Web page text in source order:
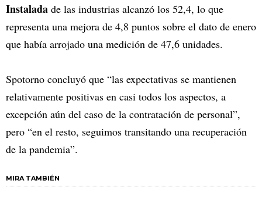
Instalada de las industrias alcanzó los 52,4, lo que
representa una mejora de 4,8 puntos sobre el dato de enero
que había arrojado una medición de 47,6 unidades.
Spotorno concluyó que “las expectativas se mantienen
relativamente positivas en casi todos los aspectos, a
excepción aún del caso de la contratación de personal”,
pero “en el resto, seguimos transitando una recuperación
de la pandemia”.
MIRA TAMBIÉN